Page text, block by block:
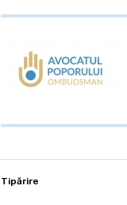
Tipărire